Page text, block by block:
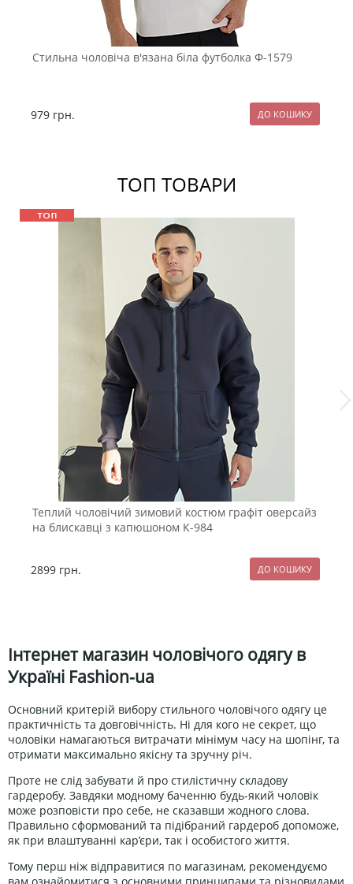
Стильна чоловіча в'язана біла футболка Ф-1579
979 грн.
ТОП ТОВАРИ
Теплий чоловічий зимовий костюм графіт оверсайз
на блискавці з капюшоном К-984
2899 грн.
Інтернет магазин чоловічого одягу в
Україні Fashion-ua
Основний критерій вибору стильного чоловічого одягу це
практичність та довговічність. Ні для кого не секрет, що
чоловіки намагаються витрачати мінімум часу на шопінг, та
отримати максимально якісну та зручну річ.
Проте не слід забувати й про стилістичну складову
гардеробу. Завдяки модному баченню будь-який чоловік
може розповісти про себе, не сказавши жодного слова.
Правильно сформований та підібраний гардероб допоможе,
як при влаштуванні кар’єри, так і особистого життя.
Тому перш ніж відправитися по магазинам, рекомендуємо